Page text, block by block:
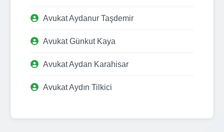
Avukat Aydanur Taşdemir
Avukat Günkut Kaya
Avukat Aydan Karahisar
Avukat Aydın Tilkici